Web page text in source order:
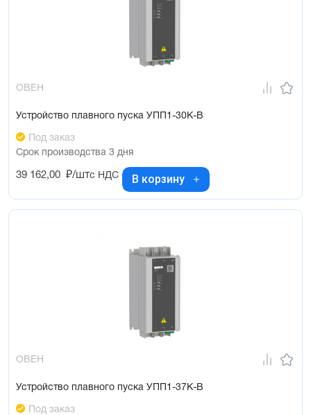
ОВЕН
Устройство плавного пуска УПП1-30К-В
Под заказ
Срок производства 3 дня
39 162,00 ₽/штс НДС В корзину
ОВЕН
Устройство плавного пуска УПП1-37К-В
Под заказ